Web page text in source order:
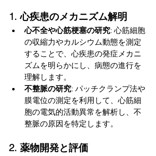
1. 心疾患のメカニズム解明
心不全や心筋梗塞の研究: 心筋細胞
の収縮力やカルシウム動態を測定
することで、心疾患の発症メカニ
ズムを明らかにし、病態の進行を
理解します。
不整脈の研究: パッチクランプ法や
膜電位の測定を利用して、心筋細
胞の電気的活動異常を解析し、不
整脈の原因を特定します。
2. 薬物開発と評価